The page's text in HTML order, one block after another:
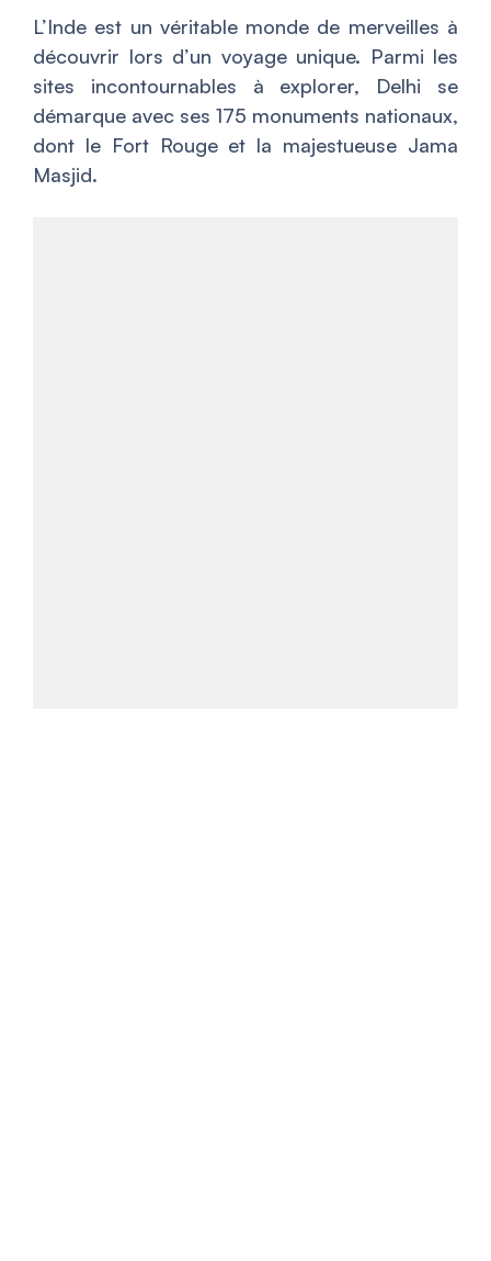
L’Inde est un véritable monde de merveilles à
découvrir lors d’un voyage unique. Parmi les
sites incontournables à explorer, Delhi se
démarque avec ses 175 monuments nationaux,
dont le Fort Rouge et la majestueuse Jama
Masjid.